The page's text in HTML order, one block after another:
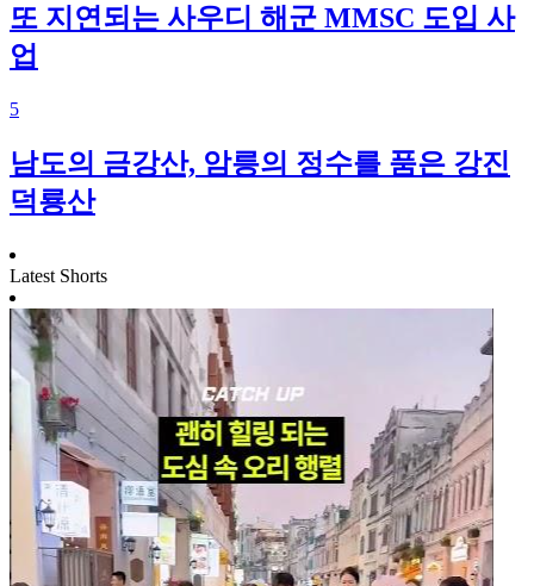
또 지연되는 사우디 해군 MMSC 도입 사
업
5
남도의 금강산, 암릉의 정수를 품은 강진
덕룡산
Latest Shorts